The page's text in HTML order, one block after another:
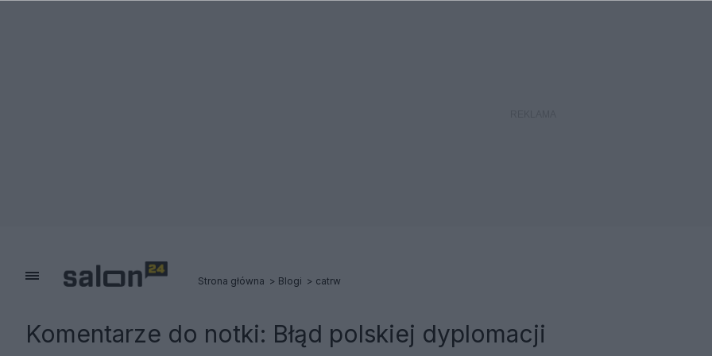
Strona główna Blogi catrw
Komentarze do notki: Błąd polskiej dyplomacji